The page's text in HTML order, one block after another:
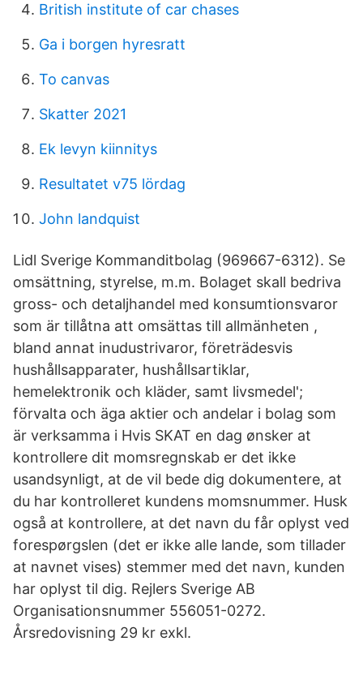
British institute of car chases
Ga i borgen hyresratt
To canvas
Skatter 2021
Ek levyn kiinnitys
Resultatet v75 lördag
John landquist
Lidl Sverige Kommanditbolag (969667-6312). Se
omsättning, styrelse, m.m. Bolaget skall bedriva
gross- och detaljhandel med konsumtionsvaror
som är tillåtna att omsättas till allmänheten ,
bland annat inudustrivaror, företrädesvis
hushållsapparater, hushållsartiklar,
hemelektronik och kläder, samt livsmedel';
förvalta och äga aktier och andelar i bolag som
är verksamma i Hvis SKAT en dag ønsker at
kontrollere dit momsregnskab er det ikke
usandsynligt, at de vil bede dig dokumentere, at
du har kontrolleret kundens momsnummer. Husk
også at kontrollere, at det navn du får oplyst ved
forespørgslen (det er ikke alle lande, som tillader
at navnet vises) stemmer med det navn, kunden
har oplyst til dig. Rejlers Sverige AB
Organisationsnummer 556051-0272.
Årsredovisning 29 kr exkl.